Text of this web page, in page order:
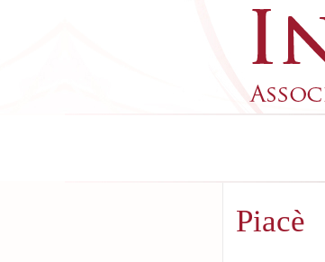
Piacè